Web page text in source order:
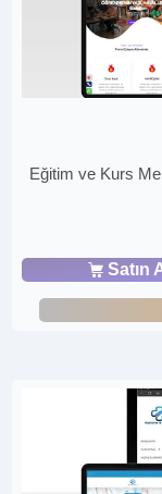
Eğitim ve Kurs
Satın